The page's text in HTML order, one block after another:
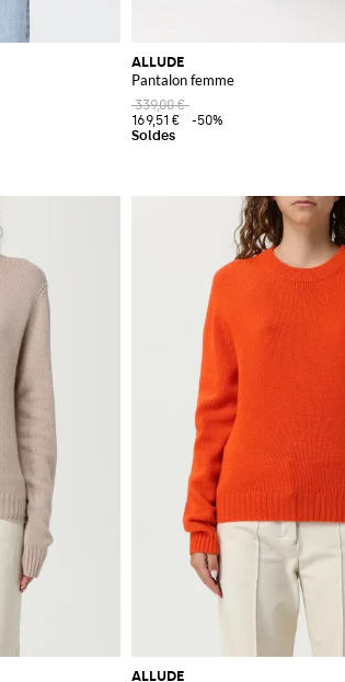
ALLUDE
Pantalon femme
339,00 €
169,51 €
-50%
ALLUDE